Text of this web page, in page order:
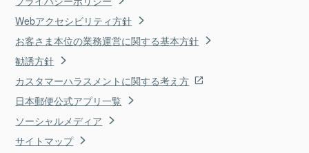
Webアクセシビリティ方針
お客さま本位の業務運営に関する基本方針
勧誘方針
カスタマーハラスメントに関する考え方
日本郵便公式アプリ一覧
ソーシャルメディア
サイトマップ